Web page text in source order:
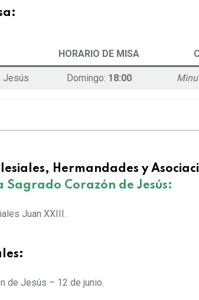
HORARIO DE MISA
Jesús Domingo: 18:00
Hermandades y
Sagrado Corazón de Jesús:
Juan XXIII.
de Jesús – 12 de junio.